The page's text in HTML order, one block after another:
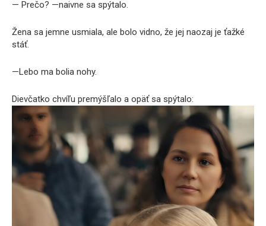
— Prečo? —naivne sa spýtalo.
Žena sa jemne usmiala, ale bolo vidno, že jej naozaj je ťažké
stáť.
—Lebo ma bolia nohy.
Dievčatko chvíľu premýšľalo a opäť sa spýtalo: